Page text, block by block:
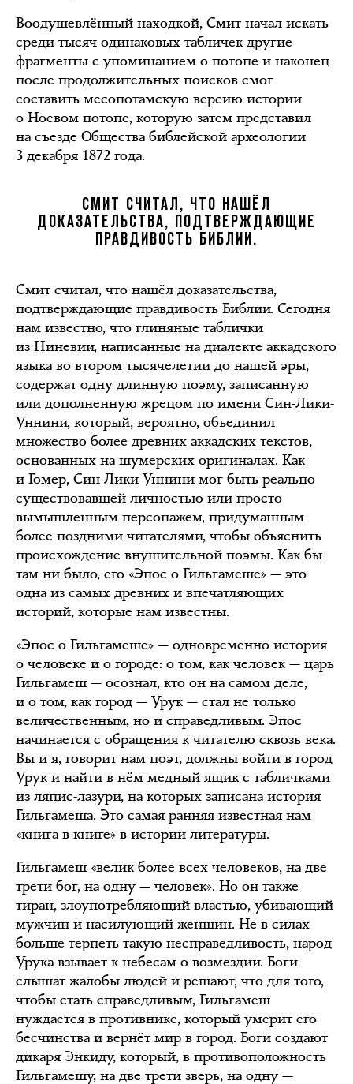
Воодушевлённый находкой, Смит начал искать
среди тысяч одинаковых табличек другие
фрагменты с упоминанием о потопе и наконец
после продолжительных поисков смог
составить месопотамскую версию истории
о Ноевом потопе, которую затем представил
на съезде Общества библейской археологии
3 декабря 1872 года.
СМИТ СЧИТАЛ, ЧТО НАШЁЛ
ДОКАЗАТЕЛЬСТВА, ПОДТВЕРЖДАЮЩИЕ
ПРАВДИВОСТЬ БИБЛИИ.
Смит считал, что нашёл доказательства,
подтверждающие правдивость Библии. Сегодня
нам известно, что глиняные таблички
из Ниневии, написанные на диалекте аккадского
языка во втором тысячелетии до нашей эры,
содержат одну длинную поэму, записанную
или дополненную жрецом по имени Син-Лики-
Уннини, который, вероятно, объединил
множество более древних аккадских текстов,
основанных на шумерских оригиналах. Как
и Гомер, Син-Лики-Уннини мог быть реально
существовавшей личностью или просто
вымышленным персонажем, придуманным
более поздними читателями, чтобы объяснить
происхождение внушительной поэмы. Как бы
там ни было, его «Эпос о Гильгамеше» — это
одна из самых древних и впечатляющих
историй, которые нам известны.
«Эпос о Гильгамеше» — одновременно история
о человеке и о городе: о том, как человек — царь
Гильгамеш — осознал, кто он на самом деле,
и о том, как город — Урук — стал не только
величественным, но и справедливым. Эпос
начинается с обращения к читателю сквозь века.
Вы и я, говорит нам поэт, должны войти в город
Урук и найти в нём медный ящик с табличками
из ляпис-лазури, на которых записана история
Гильгамеша. Это самая ранняя известная нам
«книга в книге» в истории литературы.
Гильгамеш «велик более всех человеков, на две
трети бог, на одну — человек». Но он также
тиран, злоупотребляющий властью, убивающий
мужчин и насилующий женщин. Не в силах
больше терпеть такую несправедливость, народ
Урука взывает к небесам о возмездии. Боги
слышат жалобы людей и решают, что для того,
чтобы стать справедливым, Гильгамеш
нуждается в противнике, который умерит его
бесчинства и вернёт мир в город. Боги создают
дикаря Энкиду, который, в противоположность
Гильгамешу, на две трети зверь, на одну —